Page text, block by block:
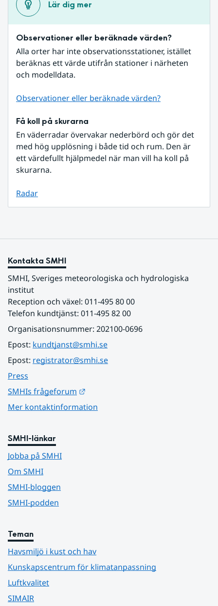
Lär dig mer
Observationer eller beräknade värden?
Alla orter har inte observationsstationer, istället
beräknas ett värde utifrån stationer i närheten
och modelldata.
Observationer eller beräknade värden?
Få koll på skurarna
En väderradar övervakar nederbörd och gör det
med hög upplösning i både tid och rum. Den är
ett värdefullt hjälpmedel när man vill ha koll på
skurarna.
Radar
Kontakta SMHI
SMHI, Sveriges meteorologiska och hydrologiska
institut
Reception och växel: 011-495 80 00
Telefon kundtjänst: 011-495 82 00
Organisationsnummer: 202100-0696
Epost: kundtjanst@smhi.se
Epost: registrator@smhi.se
Press
SMHIs frågeforum
Mer kontaktinformation
SMHI-länkar
Jobba på SMHI
Om SMHI
SMHI-bloggen
SMHI-podden
Teman
Havsmiljö i kust och hav
Kunskapscentrum för klimatanpassning
Luftkvalitet
SIMAIR